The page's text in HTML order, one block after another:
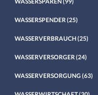
WASSERSPENDER (25)
WASSERVERBRAUCH(25)
WASSERVERSORGER (24)
WASSERVERSORGUNG (63)